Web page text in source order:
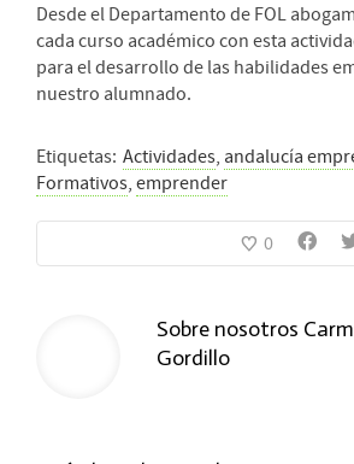
Desde el Departamento de FOL
cada curso académico con esta
para el desarrollo de las habilidades
nuestro alumnado.
Etiquetas: Actividades, andalucía
Formativos, emprender
0
Sobre nosotros
Gordillo